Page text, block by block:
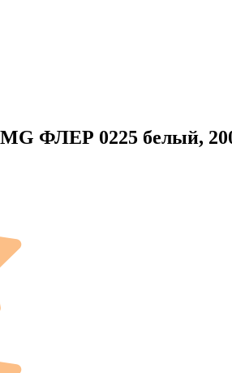
ФЛЕР 0225 белый,